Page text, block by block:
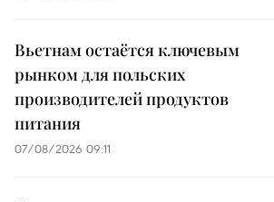
Вьетнам остаётся ключевым
рынком для польских
производителей продуктов
питания
07/08/2026 09:11